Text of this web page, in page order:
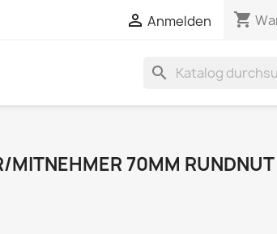
 Anmelden shopping_cart
search
MITNEHMER 70MM RUNDNUT